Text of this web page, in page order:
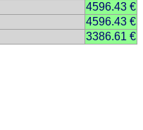
4596.43 €
4596.43 €
3386.61 €